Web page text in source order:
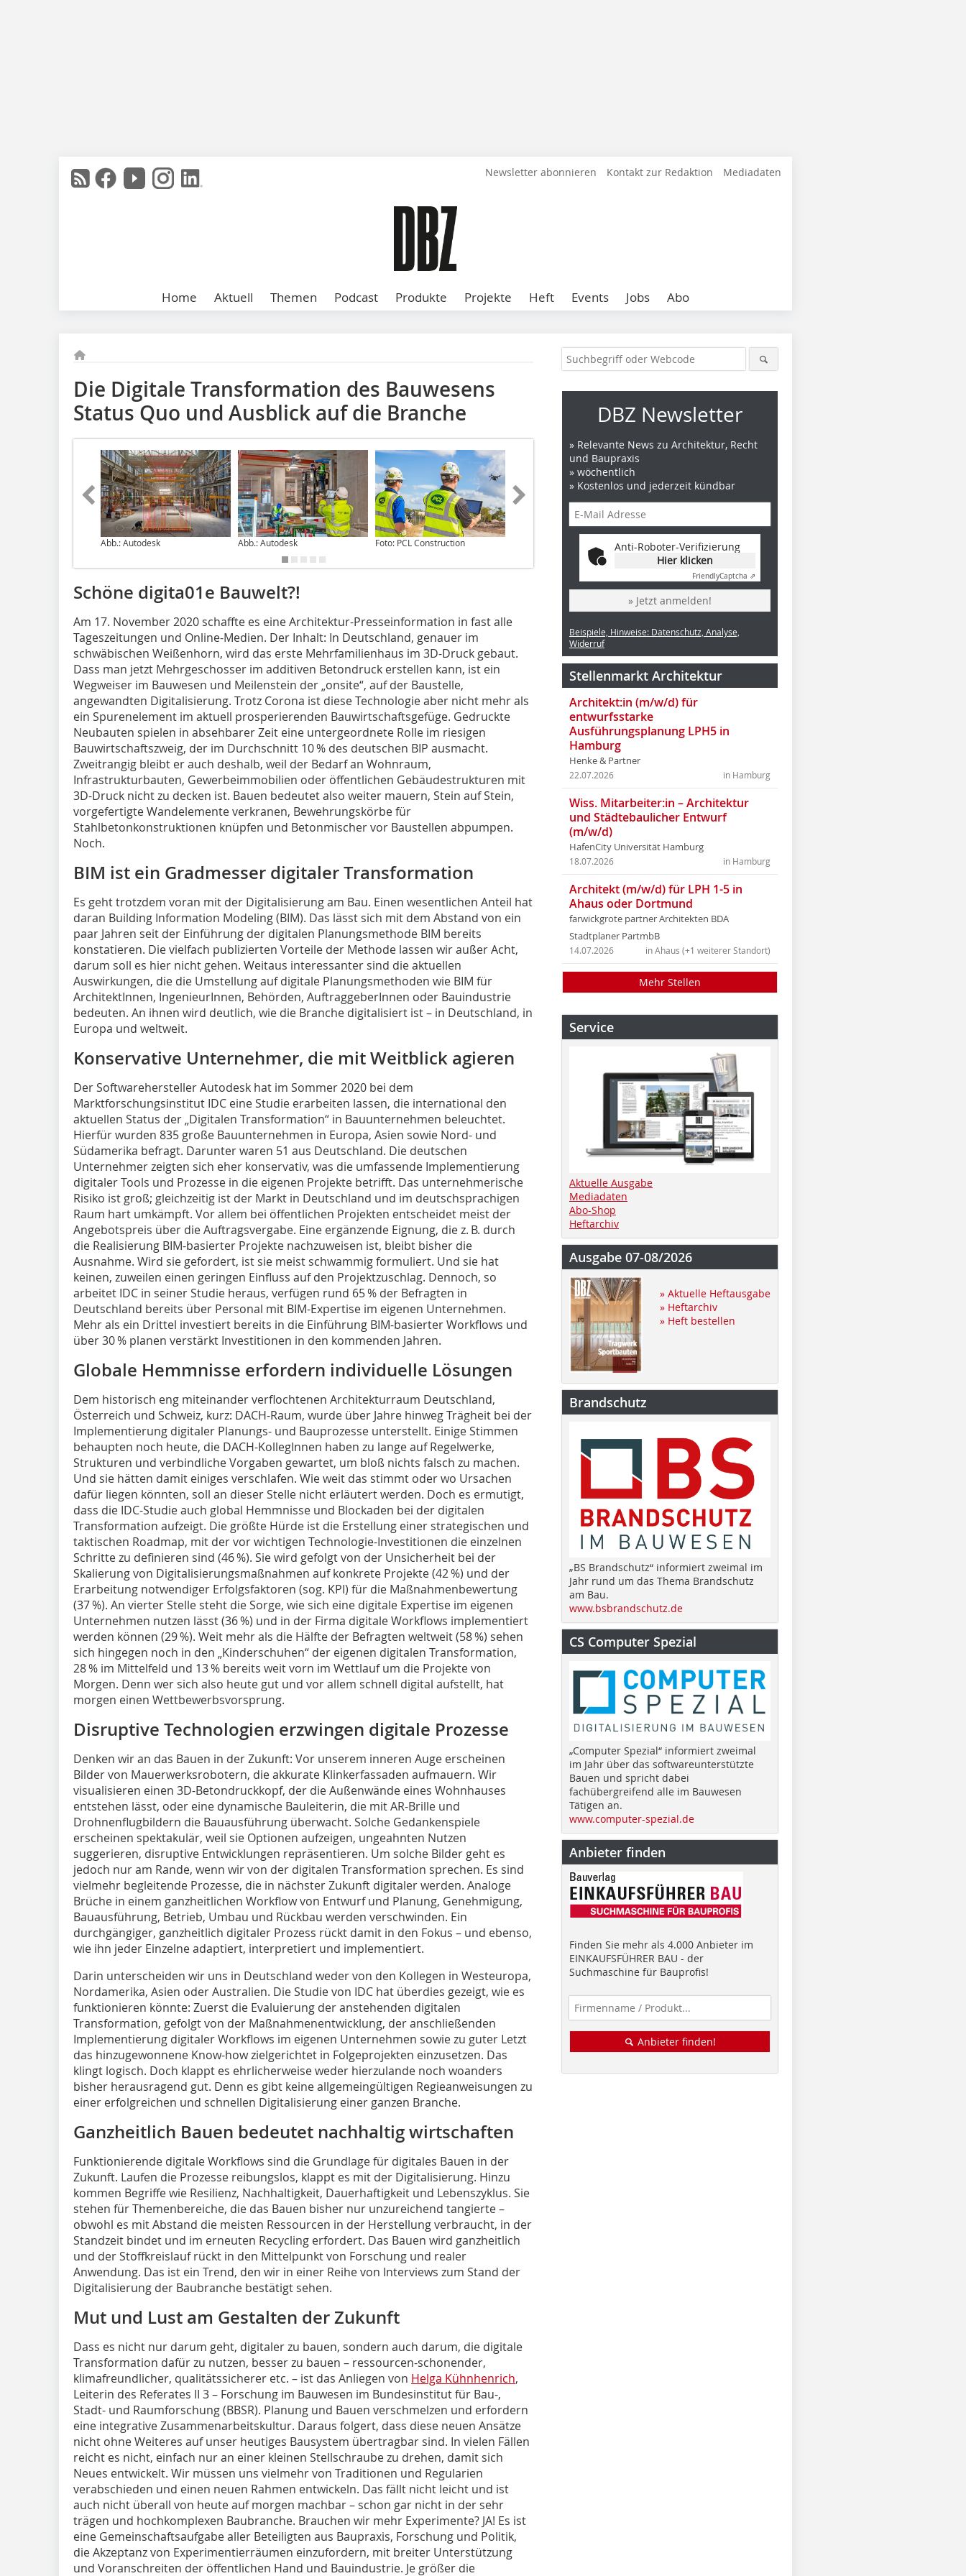
Newsletter abonnieren Kontakt zur Redaktion Mediadaten
Home Aktuell Themen Podcast Produkte Projekte Heft Events Jobs Abo
Die Digitale Transformation des Bauwesens
Status Quo und Ausblick auf die Branche
Abb.: Autodesk Abb.: Autodesk Foto: PCL Construction Foto: Blende 11
Schöne digita01e Bauwelt?!
Am 17. November 2020 schaffte es eine Architektur-Presseinformation in fast alle
Tageszeitungen und Online-Medien. Der Inhalt: In Deutschland, genauer im
schwäbischen Weißenhorn, wird das erste Mehrfamilienhaus im 3D-Druck gebaut.
Dass man jetzt Mehrgeschosser im additiven Betondruck erstellen kann, ist ein
Wegweiser im Bauwesen und Meilenstein der „onsite“, auf der Baustelle,
angewandten Digitalisierung. Trotz Corona ist diese Technologie aber nicht mehr als
ein Spurenelement im aktuell prosperierenden Bauwirtschaftsgefüge. Gedruckte
Neubauten spielen in absehbarer Zeit eine untergeordnete Rolle im riesigen
Bauwirtschaftszweig, der im Durchschnitt 10 % des deutschen BIP ausmacht.
Zweitrangig bleibt er auch deshalb, weil der Bedarf an Wohnraum,
Infrastrukturbauten, Gewerbeimmobilien oder öffentlichen Gebäudestrukturen mit
3D-Druck nicht zu decken ist. Bauen bedeutet also weiter mauern, Stein auf Stein,
vorgefertigte Wandelemente verkranen, Bewehrungskörbe für
Stahlbetonkonstruktionen knüpfen und Betonmischer vor Baustellen abpumpen.
Noch.
BIM ist ein Gradmesser digitaler Transformation
Es geht trotzdem voran mit der Digitalisierung am Bau. Einen wesentlichen Anteil hat
daran Building Information Modeling (BIM). Das lässt sich mit dem Abstand von ein
paar Jahren seit der Einführung der digitalen Planungsmethode BIM bereits
konstatieren. Die vielfach publizierten Vorteile der Methode lassen wir außer Acht,
darum soll es hier nicht gehen. Weitaus interessanter sind die aktuellen
Auswirkungen, die die Umstellung auf digitale Planungsmethoden wie BIM für
ArchitektInnen, IngenieurInnen, Behörden, AuftraggeberInnen oder Bauindustrie
bedeuten. An ihnen wird deutlich, wie die Branche digitalisiert ist – in Deutschland, in
Europa und weltweit.
Konservative Unternehmer, die mit Weitblick agieren
Der Softwarehersteller Autodesk hat im Sommer 2020 bei dem
Marktforschungsinstitut IDC eine Studie erarbeiten lassen, die international den
aktuellen Status der „Digitalen Transformation“ in Bauunternehmen beleuchtet.
Hierfür wurden 835 große Bauunternehmen in Europa, Asien sowie Nord- und
Südamerika befragt. Darunter waren 51 aus Deutschland. Die deutschen
Unternehmer zeigten sich eher konservativ, was die um­fassende Implementierung
digitaler Tools und Prozesse in die eigenen Projekte betrifft. Das unternehmerische
Risiko ist groß; gleichzeitig ist der Markt in Deutschland und im deutschsprachigen
Raum hart umkämpft. Vor allem bei öffentlichen Projekten entscheidet meist der
Angebotspreis über die Auftragsvergabe. Eine ergänzende Eignung, die z. B. durch
die Realisierung BIM-basierter Projekte nachzuweisen ist, bleibt bisher die
Ausnahme. Wird sie gefordert, ist sie meist schwammig formuliert. Und sie hat
keinen, zuweilen einen geringen Einfluss auf den Projektzuschlag. Dennoch, so
arbeitet IDC in seiner Studie heraus, verfügen rund 65 % der Befragten in
Deutschland bereits über Personal mit BIM-Expertise im eigenen Unternehmen.
Mehr als ein Drittel investiert bereits in die Einführung BIM-basierter Workflows und
über 30 % planen verstärkt Investitionen in den kommenden Jahren.
Globale Hemmnisse erfordern individuelle Lösungen
Dem historisch eng miteinander verflochtenen Architekturraum Deutschland,
Österreich und Schweiz, kurz: DACH-Raum, wurde über Jahre hinweg Trägheit bei der
Implementierung digitaler Planungs- und Bauprozesse unterstellt. Einige Stimmen
behaupten noch heute, die DACH-KollegInnen haben zu lange auf Regelwerke,
Strukturen und verbindliche Vorgaben gewartet, um bloß nichts falsch zu machen.
Und sie hätten damit einiges verschlafen. Wie weit das stimmt oder wo Ursachen
dafür liegen könnten, soll an dieser Stelle nicht erläutert werden. Doch es ermutigt,
dass die IDC-Studie auch global Hemmnisse und Blockaden bei der digitalen
Transformation aufzeigt. Die größte Hürde ist die Erstellung einer strategischen und
taktischen Roadmap, mit der vor wichtigen Technologie-Investitionen die einzelnen
Schritte zu definieren sind (46 %). Sie wird gefolgt von der Unsicherheit bei der
Skalierung von Digitalisierungsmaßnahmen auf konkrete Projekte (42 %) und der
Erarbeitung notwendiger Erfolgsfaktoren (sog. KPI) für die Maßnahmenbewertung
(37 %). An vierter Stelle steht die Sorge, wie sich eine digitale Expertise im eigenen
Unternehmen nutzen lässt (36 %) und in der Firma digitale Workflows implementiert
werden können (29 %). Weit mehr als die Hälfte der Befragten weltweit (58 %) sehen
sich hingegen noch in den „Kinderschuhen“ der eigenen digitalen Transformation,
28 % im Mittelfeld und 13 % bereits weit vorn im Wettlauf um die Projekte von
Morgen. Denn wer sich also heute gut und vor allem schnell digital aufstellt, hat
morgen einen Wettbewerbsvorsprung.
Disruptive Technologien erzwingen digitale Prozesse
Denken wir an das Bauen in der Zukunft: Vor unserem inneren Auge erscheinen
Bilder von Mauerwerksrobotern, die akkurate Klinkerfassaden aufmauern. Wir
visualisieren einen 3D-Betondruckkopf, der die Außenwände eines Wohnhauses
entstehen lässt, oder eine dynamische Bauleiterin, die mit AR-Brille und
Drohnenflugbildern die Bauausführung überwacht. Solche Gedankenspiele
erscheinen spektakulär, weil sie ­Optionen aufzeigen, ungeahnten Nutzen
suggerieren, disruptive Entwicklungen repräsentieren. Um solche Bilder geht es
jedoch nur am Rande, wenn wir von der digitalen Transformation sprechen. Es sind
vielmehr begleitende Prozesse, die in nächster Zukunft digitaler werden. Analoge
Brüche in einem ganzheitlichen Workflow von Entwurf und Planung, Genehmigung,
Bauausführung, Betrieb, Umbau und Rückbau werden verschwinden. Ein
durchgängiger, ganzheitlich digitaler Prozess rückt damit in den Fokus – und ebenso,
wie ihn jeder Einzelne adaptiert, interpretiert und implementiert.
Darin unterscheiden wir uns in Deutschland weder von den Kollegen in Westeuropa,
Nordamerika, Asien oder Australien. Die Studie von IDC hat überdies gezeigt, wie es
funktionieren könnte: Zuerst die Evaluierung der anstehenden digitalen
Transformation, gefolgt von der Maßnahmenentwicklung, der anschließenden
Implementierung digitaler Workflows im eigenen Unternehmen sowie zu guter Letzt
das hinzugewonnene Know-how zielgerichtet in Folgeprojekten einzusetzen. Das
klingt logisch. Doch klappt es ehrlicherweise weder hierzulande noch woanders
bisher herausragend gut. Denn es gibt keine allgemeingültigen Regieanweisungen zu
einer erfolgreichen und schnellen Digitalisierung einer ganzen Branche.
Ganzheitlich Bauen bedeutet nachhaltig wirtschaften
Funktionierende digitale Workflows sind die Grundlage für digitales Bauen in der
Zukunft. Laufen die Prozesse reibungslos, klappt es mit der Digitalisierung. Hinzu
kommen Begriffe wie Resilienz, Nachhaltigkeit, Dauerhaftigkeit und Lebenszyklus. Sie
stehen für Themenbereiche, die das Bauen bisher nur unzureichend tangierte –
obwohl es mit Abstand die meisten Ressourcen in der Herstellung verbraucht, in der
Standzeit bindet und im erneuten Recycling erfordert. Das Bauen wird ganzheitlich
und der Stoffkreislauf rückt in den Mittelpunkt von Forschung und realer
Anwendung. Das ist ein Trend, den wir in einer Reihe von Interviews zum Stand der
Digitalisierung der Baubranche bestätigt sehen.
Mut und Lust am Gestalten der Zukunft
Dass es nicht nur darum geht, digitaler zu bauen, sondern auch darum, die digitale
Transformation dafür zu nutzen, besser zu bauen – ressourcen-schonen­der,
klimafreundlicher, qualitätssicherer etc. – ist das Anliegen von Helga Kühnhenrich,
Leiterin des Referates II 3 – Forschung im Bauwesen im Bundesinstitut für Bau-,
Stadt- und Raumforschung (BBSR). Planung und Bauen verschmelzen und erfordern
eine integrative Zusammenarbeitskultur. Daraus folgert, dass diese neuen Ansätze
nicht ohne Weiteres auf unser heutiges Bausystem übertragbar sind. In vielen Fällen
reicht es nicht, einfach nur an einer kleinen Stellschraube zu drehen, damit sich
Neues entwickelt. Wir müssen uns vielmehr von Traditionen und Regularien
verabschieden und einen neuen Rahmen entwickeln. Das fällt nicht leicht und ist
auch nicht überall von heute auf morgen machbar – schon gar nicht in der sehr
trägen und hochkomplexen Baubranche. Brauchen wir mehr Experimente? JA! Es ist
eine Gemeinschaftsaufgabe aller Beteiligten aus Baupraxis, Forschung und Politik,
die Akzeptanz von Experimentierräumen einzufordern, mit breiter Unterstützung
und Voranschreiten der öffentlichen Hand und Bauindustrie. Je größer die
DBZ Newsletter
» Relevante News zu Architektur, Recht
und Baupraxis
» wöchentlich
» Kostenlos und jederzeit kündbar
Anti-Roboter-Verifizierung
Hier klicken
FriendlyCaptcha ⇗
» Jetzt anmelden!
Beispiele, Hinweise: Datenschutz, Analyse,
Widerruf
Stellenmarkt Architektur
Architekt:in (m/w/d) für
entwurfsstarke
Ausführungsplanung LPH5 in
Hamburg
Henke & Partner
in Hamburg
22.07.2026
Wiss. Mitarbeiter:in – Architektur
und Städtebaulicher Entwurf
(m/w/d)
HafenCity Universität Hamburg
in Hamburg
18.07.2026
Architekt (m/w/d) für LPH 1-5 in
Ahaus oder Dortmund
farwickgrote partner Architekten BDA
Stadtplaner PartmbB
in Ahaus (+1 weiterer Standort)
14.07.2026
Mehr Stellen
Service
Aktuelle Ausgabe
Mediadaten
Abo-Shop
Heftarchiv
Ausgabe 07-08/2026
» Aktuelle Heftausgabe
» Heftarchiv
» Heft bestellen
Brandschutz
„BS Brandschutz“ informiert zweimal im
Jahr rund um das Thema Brandschutz
am Bau.
www.bsbrandschutz.de
CS Computer Spezial
„Computer Spezial“ informiert zweimal
im Jahr über das softwareunterstützte
Bauen und spricht dabei
fachübergreifend alle im Bauwesen
Tätigen an.
www.computer-spezial.de
Anbieter finden
Finden Sie mehr als 4.000 Anbieter im
EINKAUFSFÜHRER BAU - der
Suchmaschine für Bauprofis!
Anbieter finden!